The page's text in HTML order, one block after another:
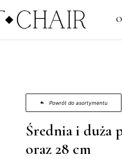
Powrót do asortymentu
Średnia i duża
oraz 28 cm